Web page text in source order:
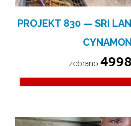
PROJEKT 830 — SRI
zebrano